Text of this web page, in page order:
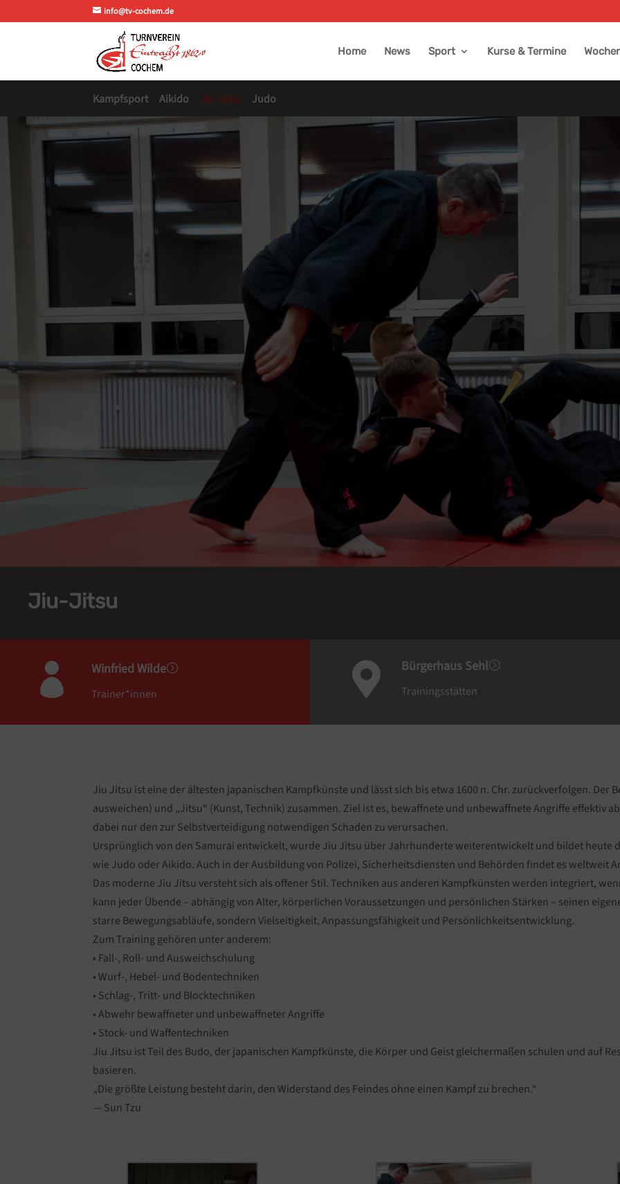
info@tv-cochem.de
Home News Sport Kurse & Termine
Kampfsport Aikido Jiu-Jitsu Judo
Jiu-Jitsu
 Winfried Wilde=
Trainer*innen  Bürgerhaus Sehl=
Trainingsstätten
Jiu Jitsu ist eine der ältesten japanischen Kampfkünste und lässt sich bis etwa 1600 n. Chr. zurückverfolgen. Der
ausweichen) und „Jitsu“ (Kunst, Technik) zusammen. Ziel ist es, bewaffnete und unbewaffnete Angriffe effektiv
dabei nur den zur Selbstverteidigung notwendigen Schaden zu verursachen.
Ursprünglich von den Samurai entwickelt, wurde Jiu Jitsu über Jahrhunderte weiterentwickelt und bildet heute
wie Judo oder Aikido. Auch in der Ausbildung von Polizei, Sicherheitsdiensten und Behörden findet es weltweit
Das moderne Jiu Jitsu versteht sich als offener Stil. Techniken aus anderen Kampfkünsten werden integriert,
kann jeder Übende – abhängig von Alter, körperlichen Voraussetzungen und persönlichen Stärken – seinen
starre Bewegungsabläufe, sondern Vielseitigkeit, Anpassungsfähigkeit und Persönlichkeitsentwicklung.
Zum Training gehören unter anderem:
• Fall-, Roll- und Ausweichschulung
• Wurf-, Hebel- und Bodentechniken
• Schlag-, Tritt- und Blocktechniken
• Abwehr bewaffneter und unbewaffneter Angriffe
• Stock- und Waffentechniken
Jiu Jitsu ist Teil des Budo, der japanischen Kampfkünste, die Körper und Geist gleichermaßen schulen und auf
basieren.
„Die größte Leistung besteht darin, den Widerstand des Feindes ohne einen Kampf zu brechen.“
— Sun Tzu